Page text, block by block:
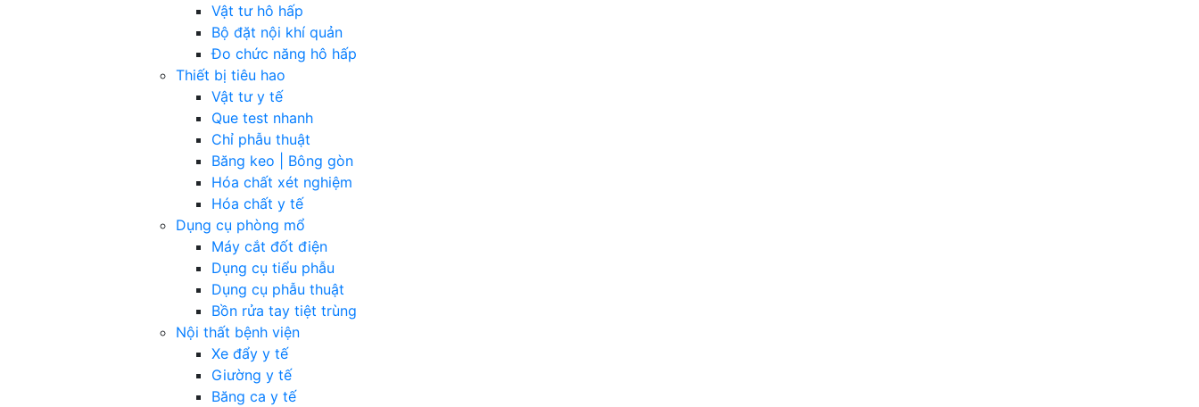
Vật tư hô hấp
Bộ đặt nội khí quản
Đo chức năng hô hấp
Thiết bị tiêu hao
Vật tư y tế
Que test nhanh
Chỉ phẫu thuật
Băng keo | Bông gòn
Hóa chất xét nghiệm
Hóa chất y tế
Dụng cụ phòng mổ
Máy cắt đốt điện
Dụng cụ tiểu phẫu
Dụng cụ phẫu thuật
Bồn rửa tay tiệt trùng
Nội thất bệnh viện
Xe đẩy y tế
Giường y tế
Băng ca y tế